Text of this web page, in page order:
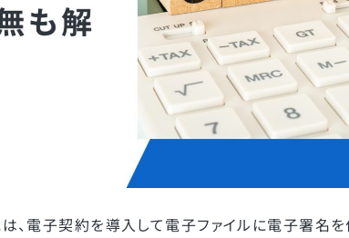
、電子契約を導入して電子ファイルに電子署名